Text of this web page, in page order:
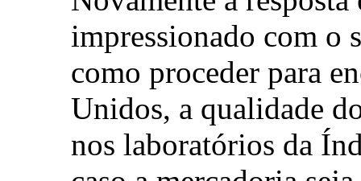
impressionado com o
como proceder para
Unidos, a qualidade
nos laboratórios da